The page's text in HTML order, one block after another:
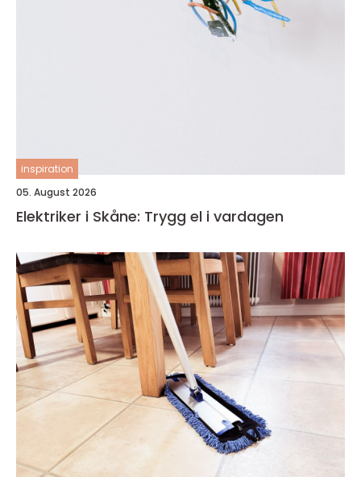
inspiration
05. August 2026
Elektriker i Skåne: Trygg el i vardagen